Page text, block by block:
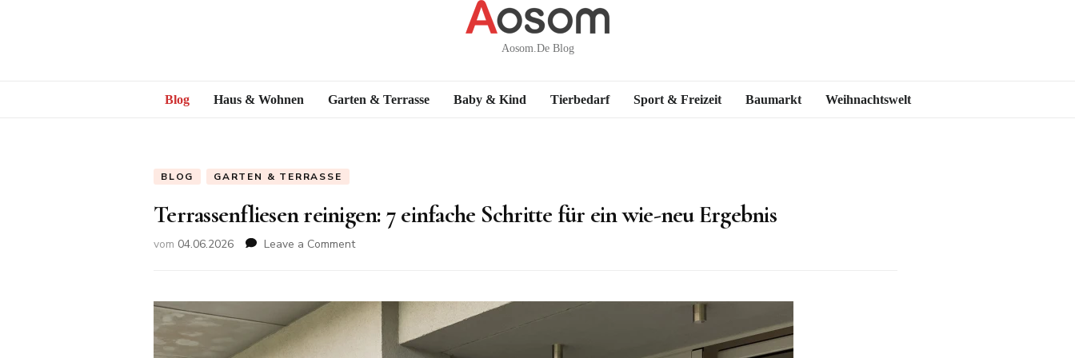
Aosom.de Blog
Blog Haus & Wohnen Garten & Terrasse Baby & Kind Tierbedarf Sport & Freizeit Baumarkt Weihnachtswelt
BLOG GARTEN & TERRASSE
Terrassenfliesen reinigen: 7 einfache Schritte für ein wie-neu Ergebnis
vom 04.06.2026 Leave a Commenton
einfache
Schritte